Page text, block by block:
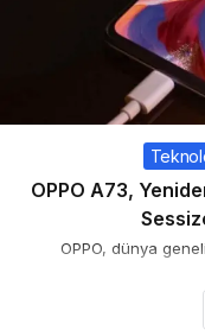
OPPO A73,
OPPO, dünya